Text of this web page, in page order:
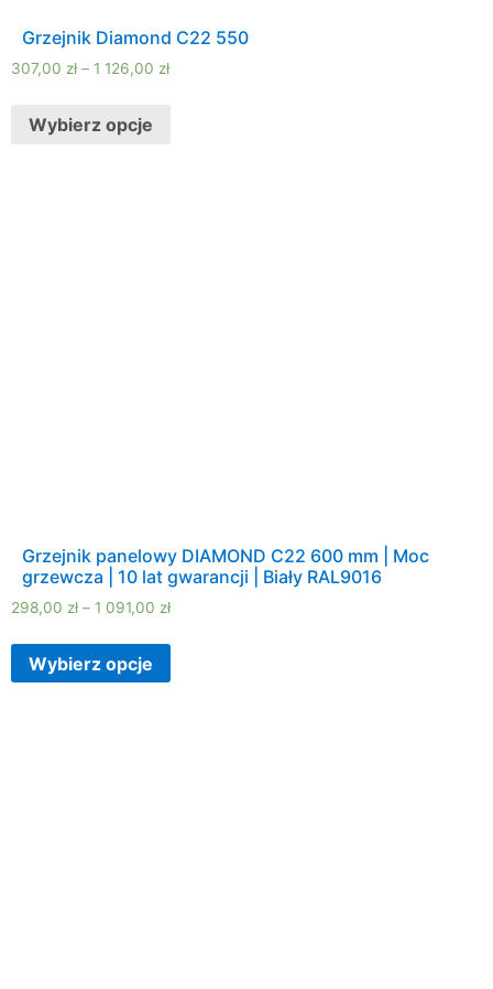
Grzejnik Diamond C22 550
307,00 zł – 1 126,00 zł
Wybierz opcje
Grzejnik panelowy DIAMOND C22 600 mm | Moc
grzewcza | 10 lat gwarancji | Biały RAL9016
298,00 zł – 1 091,00 zł
Wybierz opcje